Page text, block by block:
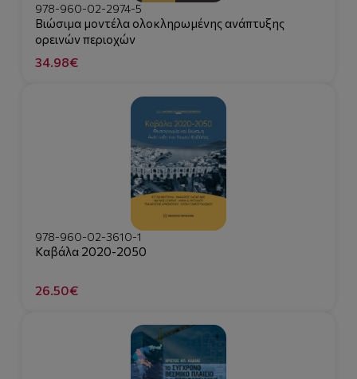
978-960-02-2974-5
Βιώσιμα μοντέλα ολοκληρωμένης ανάπτυξης
ορεινών περιοχών
34.98€
978-960-02-3610-1
Καβάλα 2020-2050
26.50€